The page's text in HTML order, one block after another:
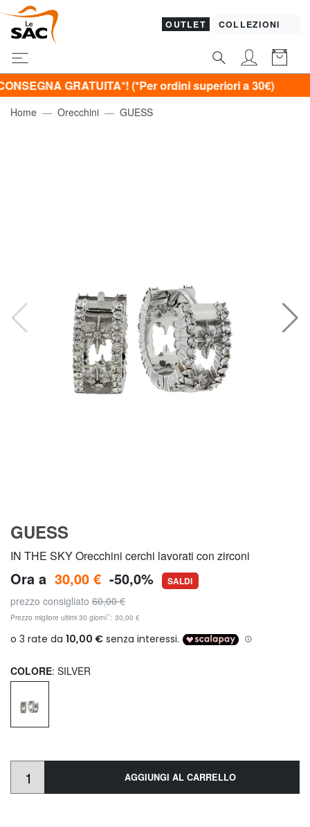
OUTLET COLLEZIONI
GRATUITA*! (*Per ordini superiori a 30€)
Home Orecchini GUESS
GUESS
IN THE SKY Orecchini cerchi lavorati con zirconi
Ora a 30,00 € -50,0% SALDI
prezzo consigliato 60,00 €
Prezzo migliore ultimi 30 giorni**: 30,00 €
COLORE: SILVER
AGGIUNGI AL CARRELLO